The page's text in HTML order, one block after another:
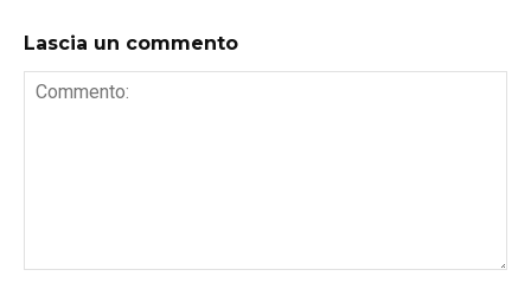
Lascia un commento